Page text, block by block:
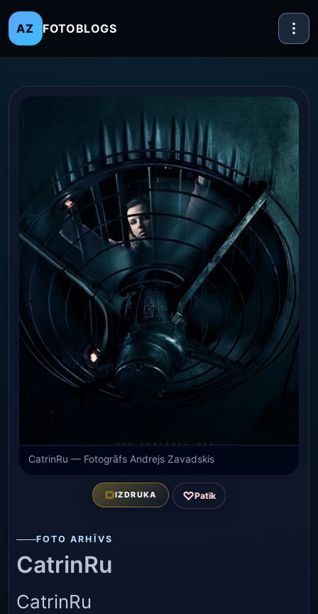
AZ FOTOBLOGS
CatrinRu — Fotogrāfs Andrejs Zavadskis
IZDRUKA ♡Patīk
FOTO ARHĪVS
CatrinRu
CatrinRu